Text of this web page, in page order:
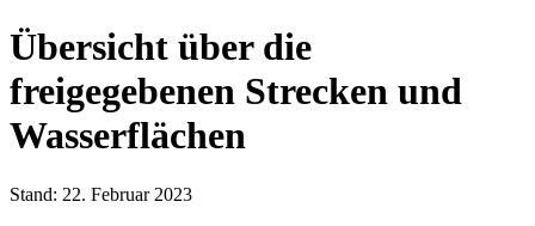
Übersicht über die
freigegebenen Strecken und
Wasserflächen
Stand: 22. Februar 2023